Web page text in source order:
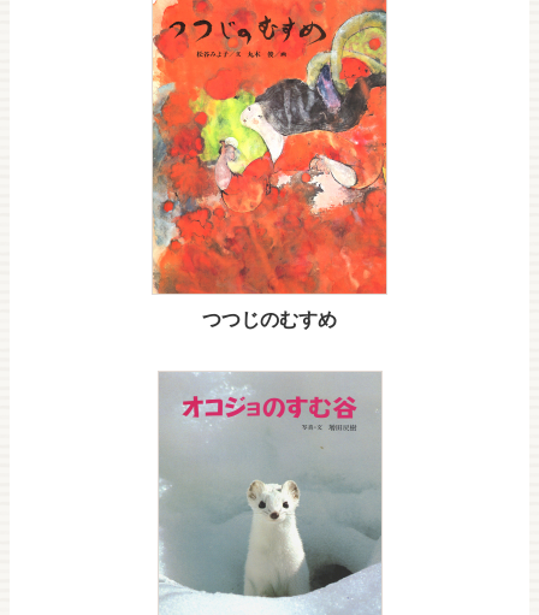
つつじのむすめ